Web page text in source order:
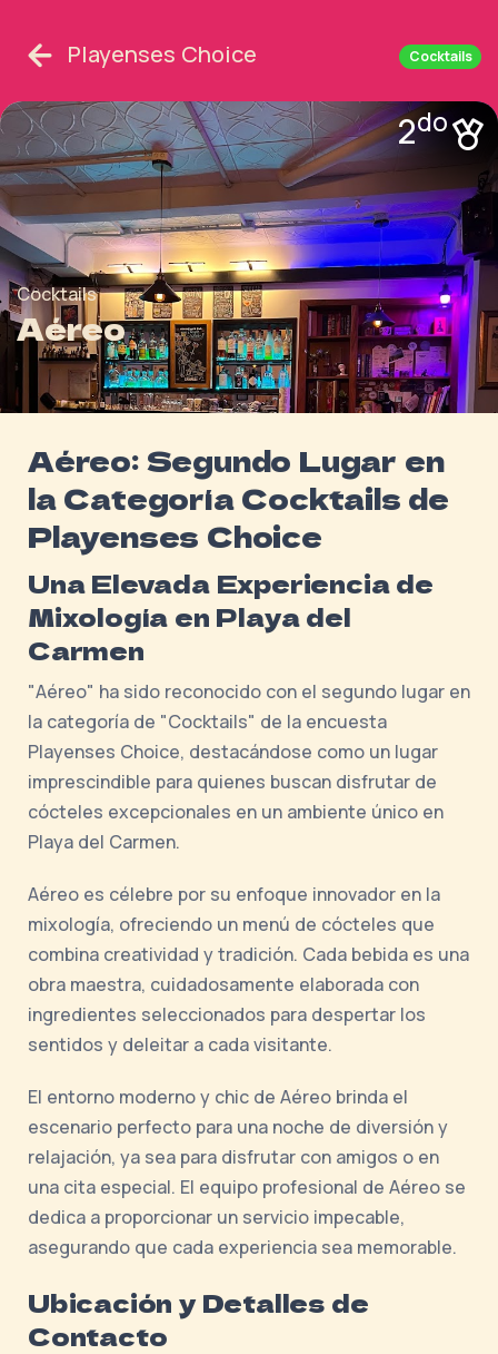
Playenses Choice Cocktails
2do
Cocktails
Aéreo
Aéreo: Segundo Lugar en
la Categoría Cocktails de
Playenses Choice
Una Elevada Experiencia de
Mixología en Playa del
Carmen
"Aéreo" ha sido reconocido con el segundo lugar en
la categoría de "Cocktails" de la encuesta
Playenses Choice, destacándose como un lugar
imprescindible para quienes buscan disfrutar de
cócteles excepcionales en un ambiente único en
Playa del Carmen.
Aéreo es célebre por su enfoque innovador en la
mixología, ofreciendo un menú de cócteles que
combina creatividad y tradición. Cada bebida es una
obra maestra, cuidadosamente elaborada con
ingredientes seleccionados para despertar los
sentidos y deleitar a cada visitante.
El entorno moderno y chic de Aéreo brinda el
escenario perfecto para una noche de diversión y
relajación, ya sea para disfrutar con amigos o en
una cita especial. El equipo profesional de Aéreo se
dedica a proporcionar un servicio impecable,
asegurando que cada experiencia sea memorable.
Ubicación y Detalles de
Contacto